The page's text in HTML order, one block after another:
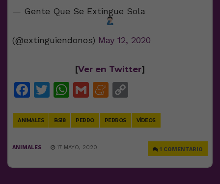
— Gente Que Se Extingue Sola
(@extinguiendonos) May 12, 2020
[Ver en Twitter]
Facebook
Twitter
WhatsApp
GmailMeneame
ANIMALES BS18 PERRO PERROS VÍDEOS
1 COMENTARIO
ANIMALES 17 MAYO, 2020